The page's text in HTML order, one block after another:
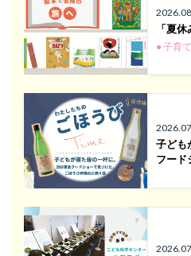
「夏
● 子育て
子ども
フード